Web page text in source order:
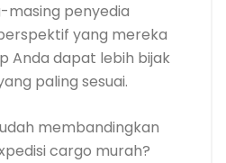
masing penyedia
yang mereka
Anda dapat lebih bijak
paling sesuai.
membandingkan
cargo murah?